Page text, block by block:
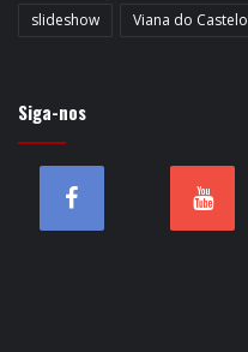
slideshow
Viana do Castelo
Siga-nos